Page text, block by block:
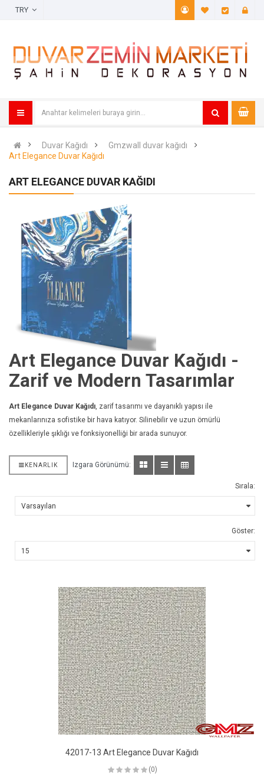
A. Listem
Duvar Kağıdı
Gmzwall duvar kağıdı
Art Elegance Duvar Kağıdı
ART ELEGANCE DUVAR KAĞIDI
Art Elegance Duvar Kağıdı -
Zarif ve Modern Tasarımlar
Art Elegance Duvar Kağıdı, zarif tasarımı ve dayanıklı yapısı ile
mekanlarınıza sofistike bir hava katıyor. Silinebilir ve uzun ömürlü
özellikleriyle şıklığı ve fonksiyonelliği bir arada sunuyor.
KENARLIK Izgara Görünümü:
Sırala:
Göster:
42017-13 Art Elegance Duvar Kağıdı
(0)